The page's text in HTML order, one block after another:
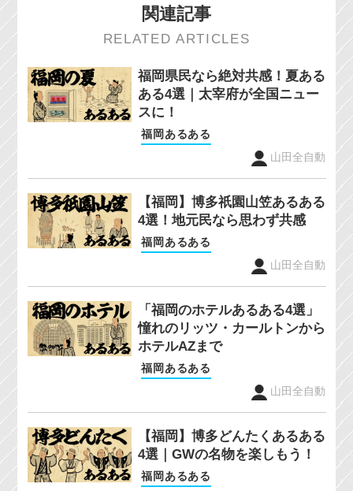
関連記事
RELATED ARTICLES
福岡県民なら絶対共感！夏ある
ある4選｜太宰府が全国ニュー
スに！
福岡あるある
山田全自動
【福岡】博多祇園山笠あるある
4選！地元民なら思わず共感
福岡あるある
山田全自動
「福岡のホテルあるある4選」
憧れのリッツ・カールトンから
ホテルAZまで
福岡あるある
山田全自動
【福岡】博多どんたくあるある
4選｜GWの名物を楽しもう！
福岡あるある